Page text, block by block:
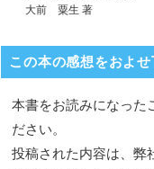
大前 粟生 著
この本の感想をおよせ
本書をお読みになった
ださい。
投稿された内容は、弊